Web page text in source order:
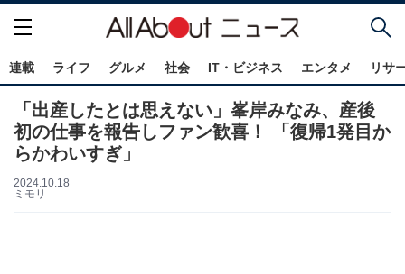
連載 ライフ グルメ 社会 IT・ビジネス エンタメ リサ
「出産したとは思えない」峯岸みなみ、産後
初の仕事を報告しファン歓喜！ 「復帰1発目か
らかわいすぎ」
2024.10.18
ミモリ